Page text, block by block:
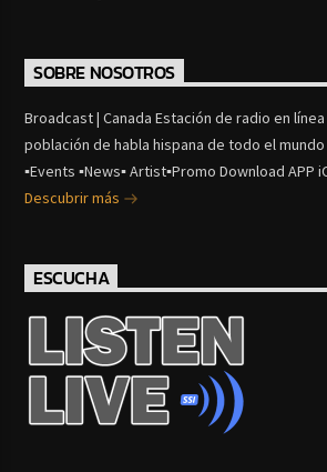
SOBRE NOSOTROS
Broadcast | Canada Estación de radio en
población de habla hispana de todo el mundo
▪Events ▪News▪ Artist▪Promo Download APP
Descubrir más
ESCUCHA